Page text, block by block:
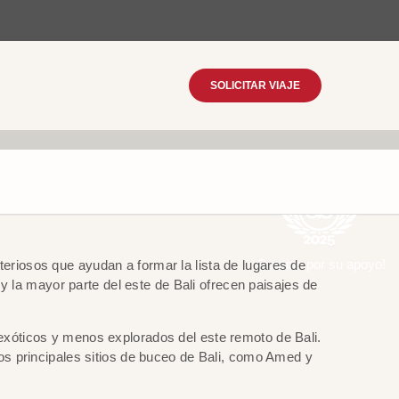
SOLICITAR VIAJE
¡Gracias por su apoyo!
que ayudan a formar la lista de lugares de
la mayor parte del este de Bali ofrecen paisajes de
y menos explorados del este remoto de Bali.
principales sitios de buceo de Bali, como Amed y